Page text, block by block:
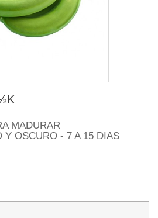
MADURAR
Y OSCURO - 7 A 15 DIAS